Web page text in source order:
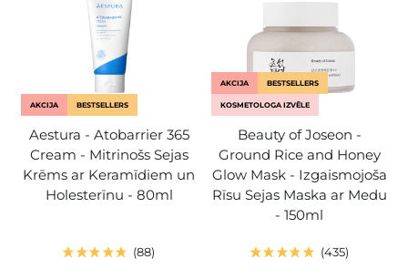
AKCIJA BESTSELLERS
Aestura - Atobarrier 365
Cream - Mitrinošs Sejas
Krēms ar Keramīdiem un
Holesterīnu - 80ml
88
AKCIJA BESTSELLERS
KOSMETOLOGA IZVĒLE
Beauty of Joseon -
Ground Rice and Honey
Glow Mask - Izgaismojoša
Rīsu Sejas Maska ar Medu
- 150ml
435